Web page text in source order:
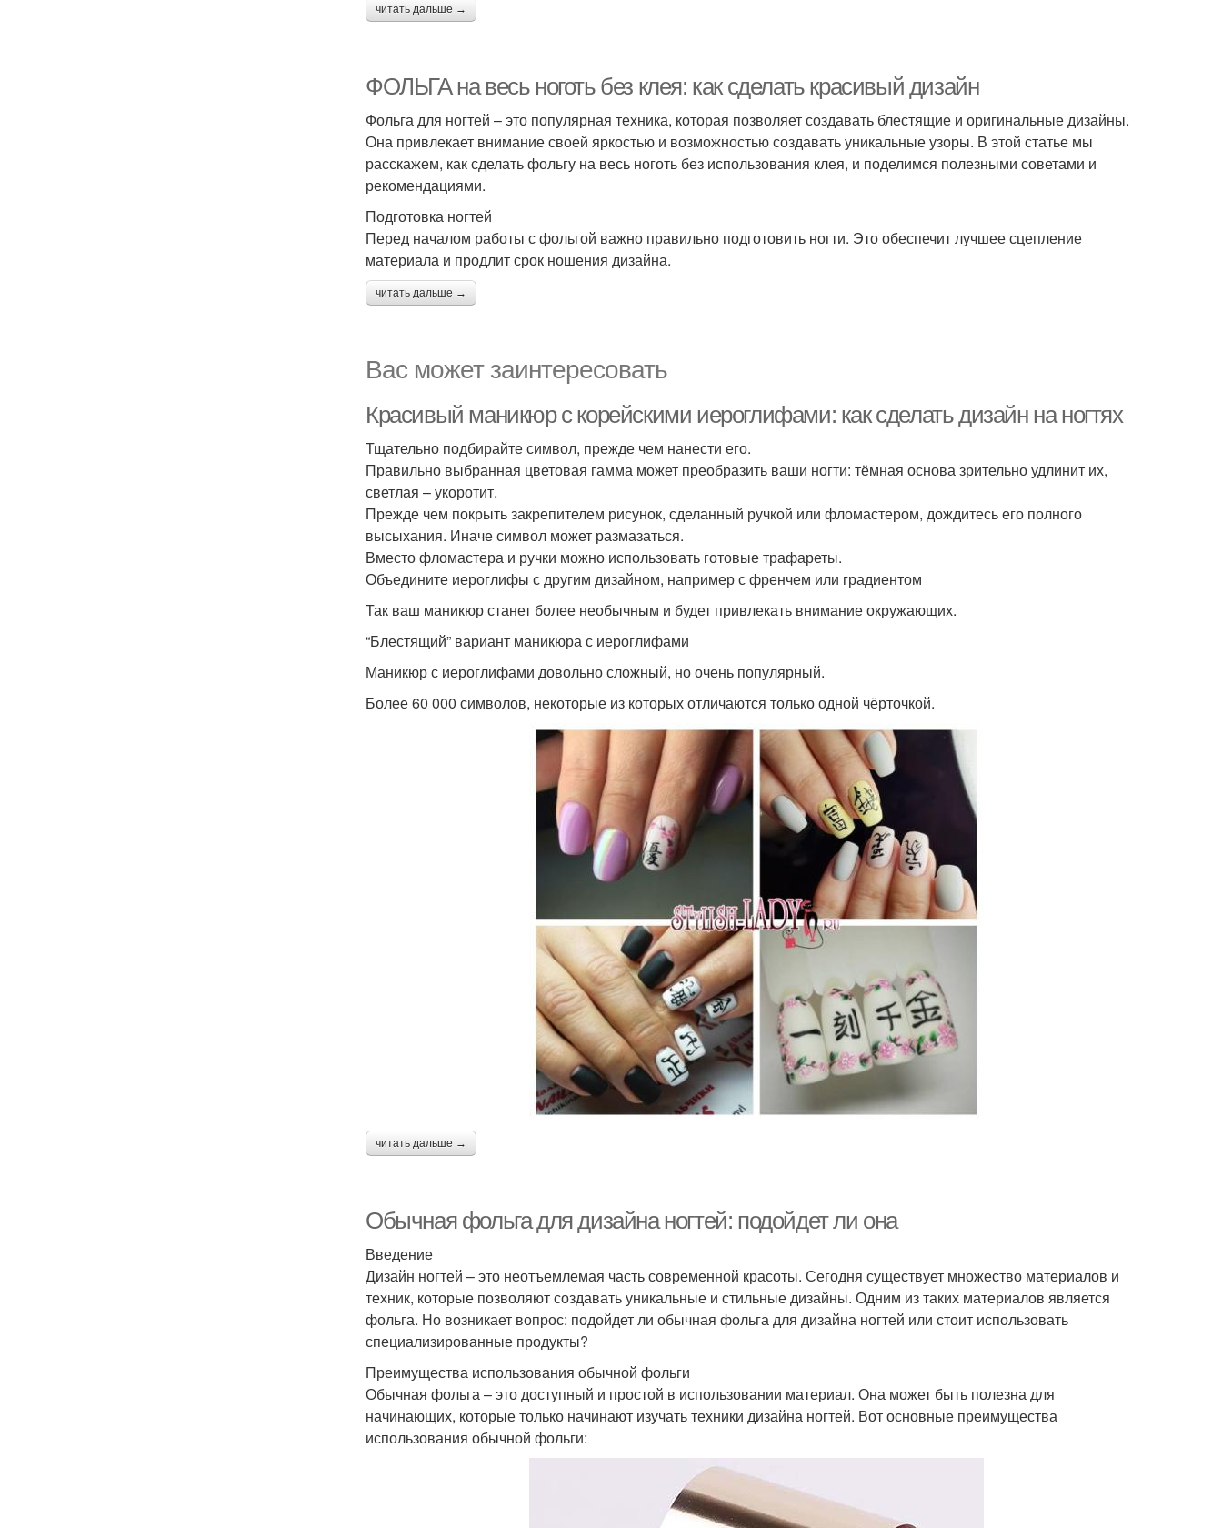
читать дальше →
ФОЛЬГА на весь ноготь без клея: как сделать красивый дизайн
Фольга для ногтей – это популярная техника, которая позволяет создавать блестящие и оригинальные дизайны.
Она привлекает внимание своей яркостью и возможностью создавать уникальные узоры. В этой статье мы
расскажем, как сделать фольгу на весь ноготь без использования клея, и поделимся полезными советами и
рекомендациями.
Подготовка ногтей
Перед началом работы с фольгой важно правильно подготовить ногти. Это обеспечит лучшее сцепление
материала и продлит срок ношения дизайна.
читать дальше →
Вас может заинтересовать
Красивый маникюр с корейскими иероглифами: как сделать дизайн на ногтях
Тщательно подбирайте символ, прежде чем нанести его.
Правильно выбранная цветовая гамма может преобразить ваши ногти: тёмная основа зрительно удлинит их,
светлая – укоротит.
Прежде чем покрыть закрепителем рисунок, сделанный ручкой или фломастером, дождитесь его полного
высыхания. Иначе символ может размазаться.
Вместо фломастера и ручки можно использовать готовые трафареты.
Объедините иероглифы с другим дизайном, например с френчем или градиентом
Так ваш маникюр станет более необычным и будет привлекать внимание окружающих.
“Блестящий” вариант маникюра с иероглифами
Маникюр с иероглифами довольно сложный, но очень популярный.
Более 60 000 символов, некоторые из которых отличаются только одной чёрточкой.
читать дальше →
Обычная фольга для дизайна ногтей: подойдет ли она
Введение
Дизайн ногтей – это неотъемлемая часть современной красоты. Сегодня существует множество материалов и
техник, которые позволяют создавать уникальные и стильные дизайны. Одним из таких материалов является
фольга. Но возникает вопрос: подойдет ли обычная фольга для дизайна ногтей или стоит использовать
специализированные продукты?
Преимущества использования обычной фольги
Обычная фольга – это доступный и простой в использовании материал. Она может быть полезна для
начинающих, которые только начинают изучать техники дизайна ногтей. Вот основные преимущества
использования обычной фольги: